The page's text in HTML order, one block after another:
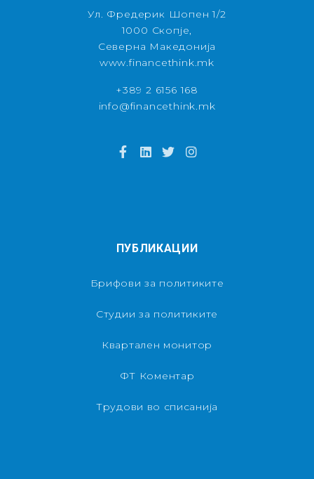
Ул. Фредерик Шопен 1/2
1000 Скопје,
Северна Македонија
www.financethink.mk
+389 2 6156 168
info@financethink.mk
ПУБЛИКАЦИИ
Брифови за политиките
Студии за политиките
Квартален монитор
ФТ Коментар
Трудови во списанија